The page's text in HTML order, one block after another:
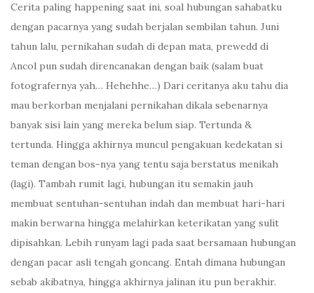
Cerita paling happening saat ini, soal hubungan sahabatku
dengan pacarnya yang sudah berjalan sembilan tahun. Juni
tahun lalu, pernikahan sudah di depan mata, prewedd di
Ancol pun sudah direncanakan dengan baik (salam buat
fotografernya yah… Hehehhe…) Dari ceritanya aku tahu dia
mau berkorban menjalani pernikahan dikala sebenarnya
banyak sisi lain yang mereka belum siap. Tertunda &
tertunda. Hingga akhirnya muncul pengakuan kedekatan si
teman dengan bos-nya yang tentu saja berstatus menikah
(lagi). Tambah rumit lagi, hubungan itu semakin jauh
membuat sentuhan-sentuhan indah dan membuat hari-hari
makin berwarna hingga melahirkan keterikatan yang sulit
dipisahkan. Lebih runyam lagi pada saat bersamaan hubungan
dengan pacar asli tengah goncang. Entah dimana hubungan
sebab akibatnya, hingga akhirnya jalinan itu pun berakhir.